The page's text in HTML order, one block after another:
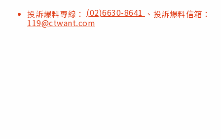
投訴爆料專線： (02)6630-8641 、投訴爆料信箱：
119@ctwant.com